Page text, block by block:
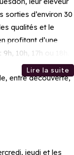
d’environ 30
qualités et le
profitant d’une
10h, 17h ou 18h.
entre découverte,
Lire la suite
jeudi et les